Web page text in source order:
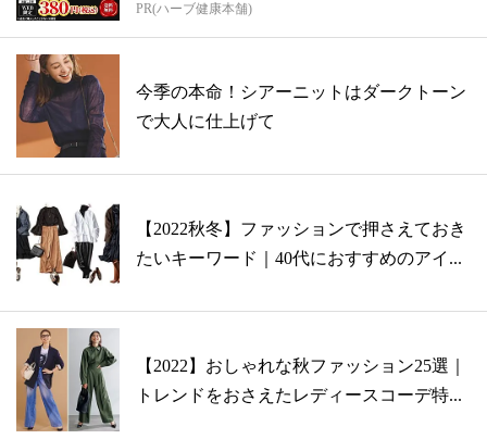
PR(ハーブ健康本舗)
今季の本命！シアーニットはダークトーン
で大人に仕上げて
【2022秋冬】ファッションで押さえておき
たいキーワード｜40代におすすめのアイ...
【2022】おしゃれな秋ファッション25選｜
トレンドをおさえたレディースコーデ特...